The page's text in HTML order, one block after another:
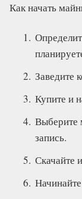
Как начать
Заведите
Купите и
Выберите
запись.
Скачайте